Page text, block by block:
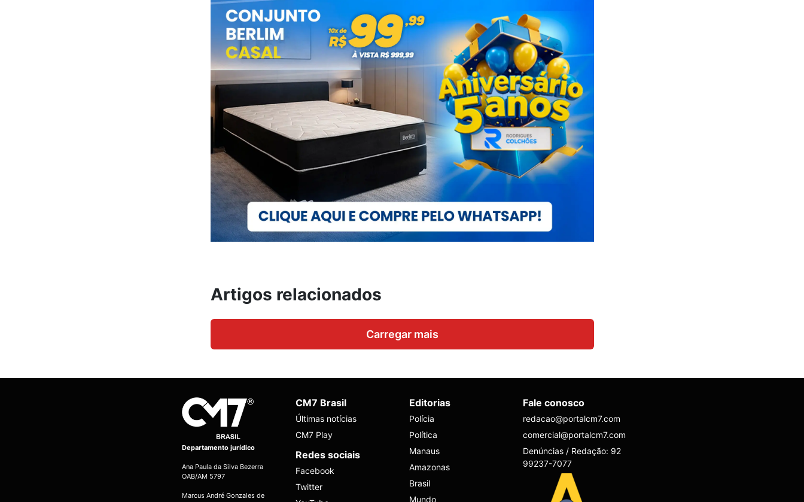
Artigos relacionados
Carregar mais
Departamento jurídico
Ana Paula da Silva Bezerra
OAB/AM 5797
Marcus André Gonzales de
CM7 Brasil
Últimas notícias
CM7 Play
Redes sociais
Facebook
Twitter
Editorias
Polícia
Política
Manaus
Amazonas
Brasil
Mundo
Fale conosco
redacao@portalcm7.com
comercial@portalcm7.com
Denúncias / Redação: 92
99237-7077